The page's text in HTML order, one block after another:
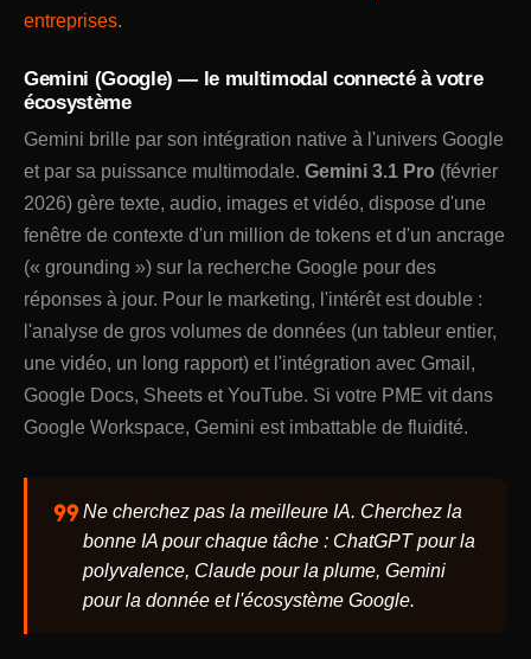
entreprises.
Gemini (Google) — le multimodal connecté à votre
écosystème
Gemini brille par son intégration native à l'univers Google
et par sa puissance multimodale. Gemini 3.1 Pro (février
2026) gère texte, audio, images et vidéo, dispose d'une
fenêtre de contexte d'un million de tokens et d'un ancrage
(« grounding ») sur la recherche Google pour des
réponses à jour. Pour le marketing, l'intérêt est double :
l'analyse de gros volumes de données (un tableur entier,
une vidéo, un long rapport) et l'intégration avec Gmail,
Google Docs, Sheets et YouTube. Si votre PME vit dans
Google Workspace, Gemini est imbattable de fluidité.
format_quoteNe cherchez pas la meilleure IA. Cherchez la
bonne IA pour chaque tâche : ChatGPT pour la
polyvalence, Claude pour la plume, Gemini
pour la donnée et l'écosystème Google.